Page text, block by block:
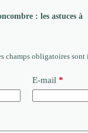
: les astuces à
champs obligatoires sont
E-mail *